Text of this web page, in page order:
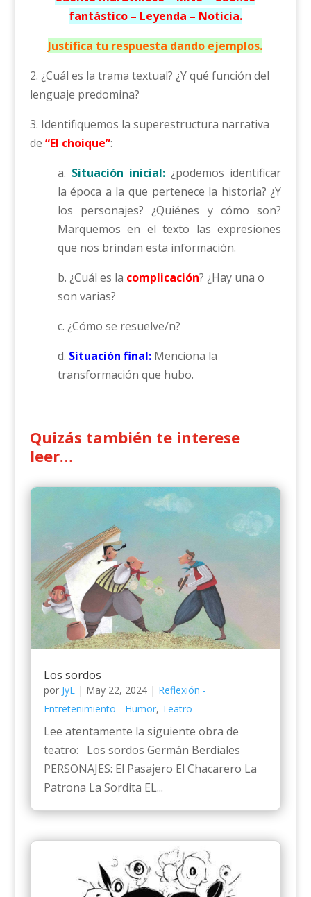
fantástico – Leyenda – Noticia.
Justifica tu respuesta dando ejemplos.
2. ¿Cuál es la trama textual? ¿Y qué función del
lenguaje predomina?
3. Identifiquemos la superestructura narrativa
de “El choique”:
a. Situación inicial: ¿podemos identificar
la época a la que pertenece la historia? ¿Y
los personajes? ¿Quiénes y cómo son?
Marquemos en el texto las expresiones
que nos brindan esta información.
b. ¿Cuál es la complicación? ¿Hay una o
son varias?
c. ¿Cómo se resuelve/n?
d. Situación final: Menciona la
transformación que hubo.
Quizás también te interese
leer…
Los sordos
por JyE| May 22, 2024| Reflexión -
Entretenimiento - Humor, Teatro
Lee atentamente la siguiente obra de
teatro: Los sordos Germán Berdiales
PERSONAJES: El Pasajero El Chacarero La
Patrona La Sordita EL...